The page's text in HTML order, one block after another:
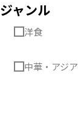
ジャンル
洋食
中華・アジア